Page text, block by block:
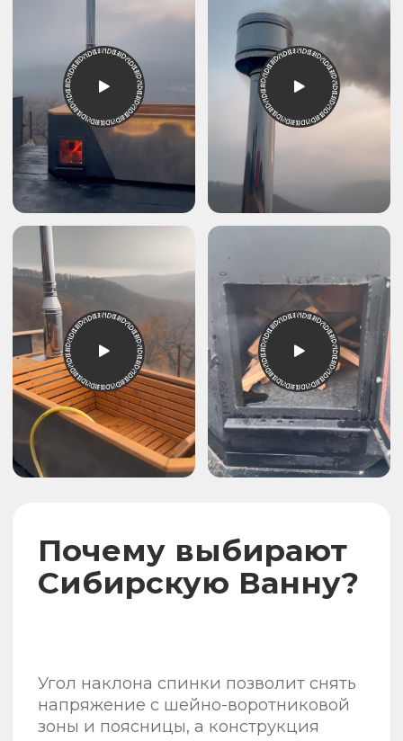
Получите каталог
с ценами
Оставьте свои контакты и мы
отправим Вам PDF-каталог в
мессенджер